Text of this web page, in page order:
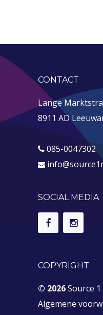
CONTACT
Lange
8911 AD
085-0047302
SOCIAL MEDIA
COPYRIGHT
© 2026Source 1
Algemene